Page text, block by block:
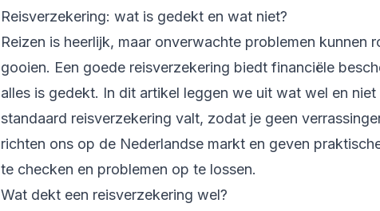
Reisverzekering: wat is gedekt en wat niet?
Reizen is heerlijk, maar onverwachte problemen kunnen
gooien. Een goede reisverzekering biedt financiële
alles is gedekt. In dit artikel leggen we uit wat wel en niet
standaard reisverzekering valt, zodat je geen
richten ons op de Nederlandse markt en geven
te checken en problemen op te lossen.
Wat dekt een reisverzekering wel?